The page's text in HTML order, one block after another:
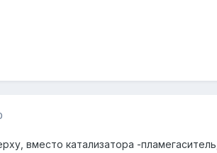
вместо катализатора -